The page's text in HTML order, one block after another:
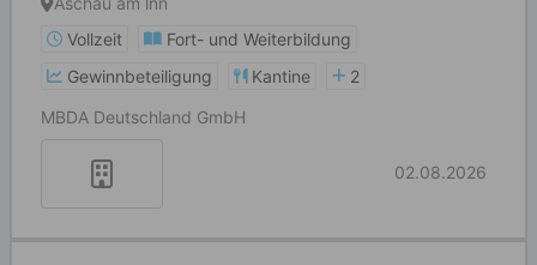
Vollzeit
Fort- und Weiterbildung
Gewinnbeteiligung
Kantine
2
MBDA Deutschland GmbH
02.08.2026